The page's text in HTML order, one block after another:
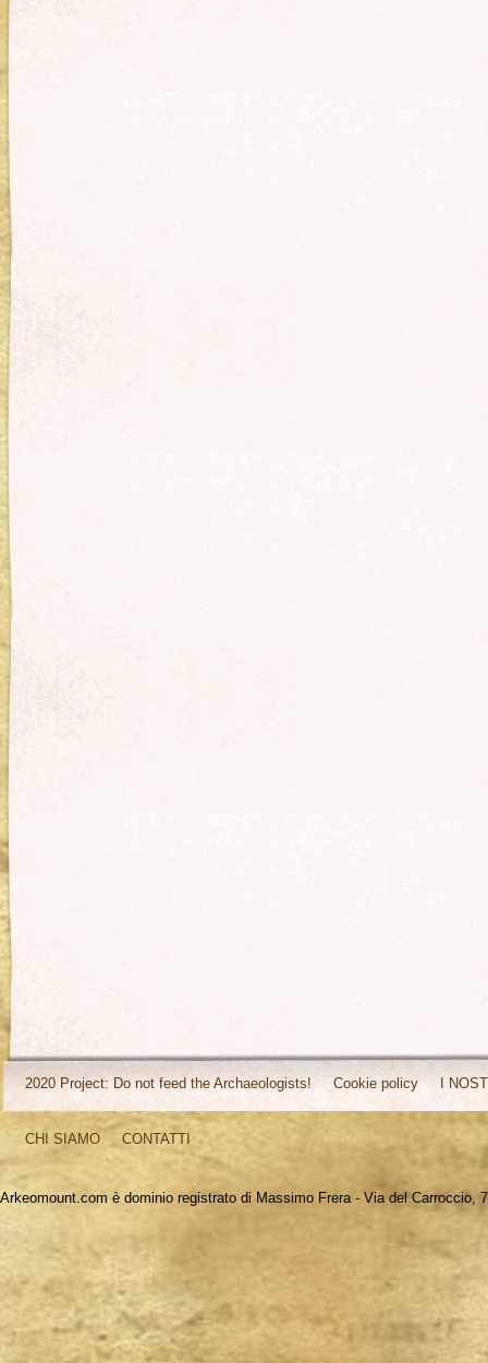
2020 Project: Do not feed the Archaeologists! Cookie policy I
CHI SIAMO CONTATTI
Arkeomount.com è dominio registrato di Massimo Frera - Via del